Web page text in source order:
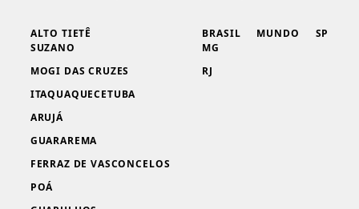
ALTO TIETÊ
SUZANO
MOGI DAS CRUZES
ITAQUAQUECETUBA
ARUJÁ
GUARAREMA
FERRAZ DE VASCONCELOS
POÁ
BRASIL
MG
RJ
MUNDO SP